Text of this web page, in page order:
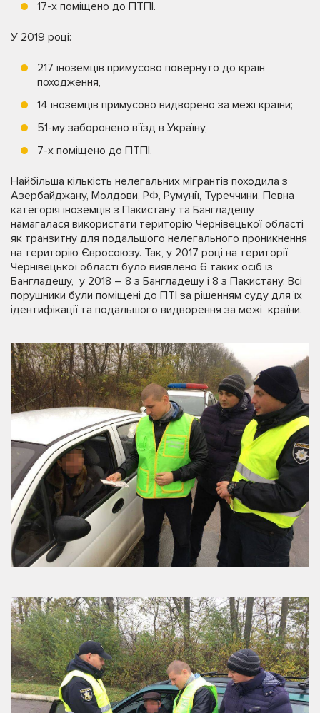
17-х поміщено до ПТПІ.
У 2019 році:
217 іноземців примусово повернуто до країн
походження,
14 іноземців примусово видворено за межі країни;
51-му заборонено в’їзд в Україну,
7-х поміщено до ПТПІ.
Найбільша кількість нелегальних мігрантів походила з
Азербайджану, Молдови, РФ, Румунії, Туреччини. Певна
категорія іноземців з Пакистану та Бангладешу
намагалася використати територію Чернівецької області
як транзитну для подальшого нелегального проникнення
на територію Євросоюзу. Так, у 2017 році на території
Чернівецької області було виявлено 6 таких осіб із
Бангладешу, у 2018 – 8 з Бангладешу і 8 з Пакистану. Всі
порушники були поміщені до ПТІ за рішенням суду для їх
ідентифікації та подальшого видворення за межі країни.